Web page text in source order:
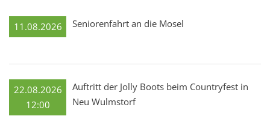
11.08.2026 Seniorenfahrt an die Mosel
22.08.2026
12:00
Auftritt der Jolly Boots beim Countryfest in
Neu Wulmstorf